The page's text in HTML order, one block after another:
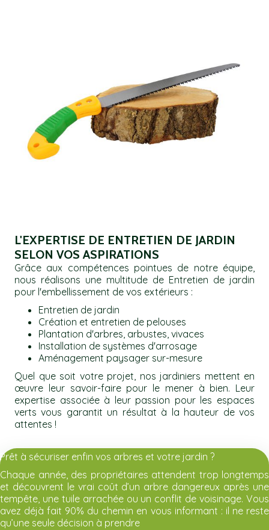
L'EXPERTISE DE ENTRETIEN DE JARDIN
SELON VOS ASPIRATIONS
Grâce aux compétences pointues de notre équipe,
nous réalisons une multitude de Entretien de jardin
pour l'embellissement de vos extérieurs :
Entretien de jardin
Création et entretien de pelouses
Plantation d'arbres, arbustes, vivaces
Installation de systèmes d'arrosage
Aménagement paysager sur-mesure
Quel que soit votre projet, nos jardiniers mettent en
œuvre leur savoir-faire pour le mener à bien. Leur
expertise associée à leur passion pour les espaces
verts vous garantit un résultat à la hauteur de vos
attentes !
Prêt à sécuriser enfin vos arbres et votre jardin ?
Chaque année, des propriétaires attendent trop longtemps
et découvrent le vrai coût d’un arbre dangereux après une
tempête, une tuile arrachée ou un conflit de voisinage. Vous
avez déjà fait 90% du chemin en vous informant : il ne reste
qu’une seule décision à prendre